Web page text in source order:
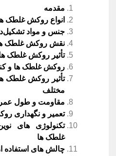
مقدمه
انواع روکش غلطک‌
جنس و مواد
نقش روکش غلطک‌ ها
تأثیر روکش غلطک
روکش غلطک ‌ها و
تأثیر روکش غلطک‌
مختلف
مقاومت و طول
تعمیر و نگهداری
تکنولوژی‌ های
غلطک ‌ها
چالش‌ های